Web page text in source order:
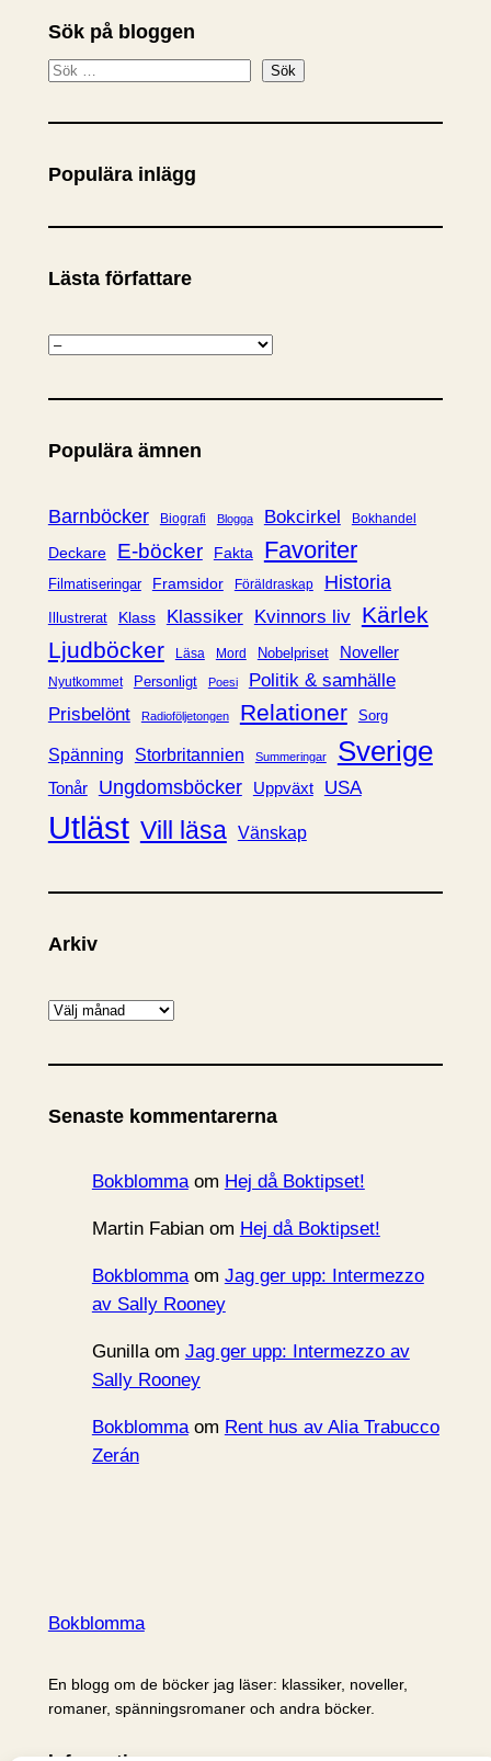
Sök på bloggen
S
k
Sök
Populära inlägg
Lästa författare
K
t
g
r
i
Populära ämnen
Barnböcker Biografi Blogga Bokcirkel Bokhandel
Deckare E-böcker Fakta Favoriter
Filmatiseringar Framsidor Föräldraskap Historia
Illustrerat Klass Klassiker Kvinnors liv Kärlek
Ljudböcker
Läsa Mord Nobelpriset Noveller
Nyutkommet Personligt Poesi
Politik & samhälle
Prisbelönt
Radioföljetongen Relationer Sorg
Spänning Storbritannien Summeringar Sverige
Tonår Ungdomsböcker Uppväxt USA
Utläst Vill läsa Vänskap
Arkiv
A
k
v
Senaste kommentarerna
Bokblommaom Hej då Boktipset!
Martin Fabianom Hej då Boktipset!
Bokblommaom Jag ger upp: Intermezzo
av Sally Rooney
Gunillaom Jag ger upp: Intermezzo av
Sally Rooney
Bokblommaom Rent hus av Alia Trabucco
Zerán
Bokblomma
En blogg om de böcker jag läser: klassiker, noveller,
romaner, spänningsromaner och andra böcker.